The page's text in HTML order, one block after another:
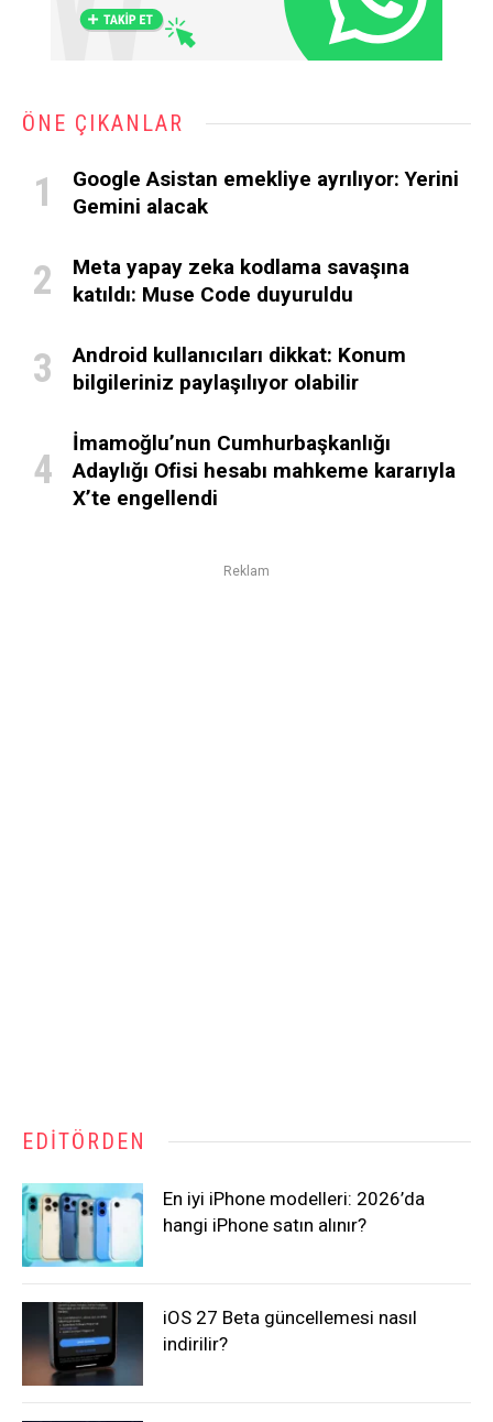
ÖNE ÇIKANLAR
Google Asistan emekliye ayrılıyor: Yerini
Gemini alacak
Meta yapay zeka kodlama savaşına
katıldı: Muse Code duyuruldu
Android kullanıcıları dikkat: Konum
bilgileriniz paylaşılıyor olabilir
İmamoğlu’nun Cumhurbaşkanlığı
Adaylığı Ofisi hesabı mahkeme kararıyla
X’te engellendi
Reklam
EDITÖRDEN
En iyi iPhone modelleri: 2026’da
hangi iPhone satın alınır?
iOS 27 Beta güncellemesi nasıl
indirilir?